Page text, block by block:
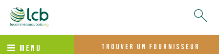
MENU trouver un fournisseur